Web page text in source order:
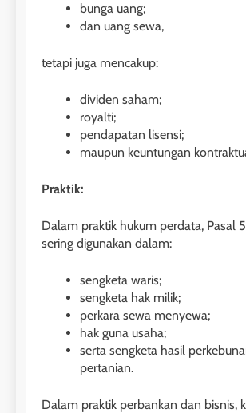
bunga uang;
dan uang sewa,
tetapi juga mencakup:
dividen saham;
royalti;
pendapatan lisensi;
maupun keuntungan
Praktik:
Dalam praktik hukum perdata, Pasal
sering digunakan dalam:
sengketa waris;
sengketa hak milik;
perkara sewa menyewa;
hak guna usaha;
serta sengketa hasil
pertanian.
Dalam praktik perbankan dan bisnis,